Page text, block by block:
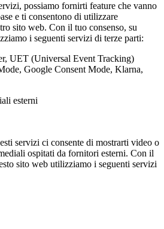
possiamo fornirti feature che vanno
e ti consentono di utilizzare
sito web. Con il tuo consenso, su
i seguenti servizi di terze parti:
UET (Universal Event Tracking)
Google Consent Mode, Klarna,
esterni
servizi ci consente di mostrarti video o
ospitati da fornitori esterni. Con il
sito web utilizziamo i seguenti servizi